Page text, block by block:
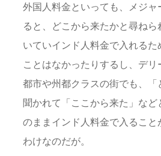
外国人料金といっても、メジ
ると、どこから来たかと尋ねら
いていインド人料金で入れるた
ことはなかったりするし、デ
都市や州都クラスの街でも、「
聞かれて「ここから来た」など
のままインド人料金で入ること
わけなのだが。